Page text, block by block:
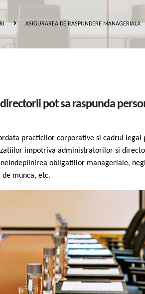
ASIGURAREA DE RASPUNDERE MANAGERIALA
pot sa raspunda
practicilor corporative si cadrul legal
impotriva administratorilor si
obligatiilor manageriale,
munca, etc.